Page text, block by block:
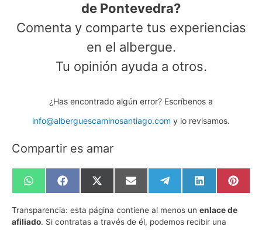
de Pontevedra?
Comenta y comparte tus experiencias
en el albergue.
Tu opinión ayuda a otros.
¿Has encontrado algún error? Escríbenos a
info@alberguescaminosantiago.com y lo revisamos.
Compartir es amar
Compartir
en
WhatsApp
Compartir
en
Facebook
Compartir
en
X
(Twitter)
Compartir
en
Email
Compartir
en
Telegram
Compartir
en
LinkedIn
en
Transparencia: esta página contiene al menos un enlace de
afiliado. Si contratas a través de él, podemos recibir una